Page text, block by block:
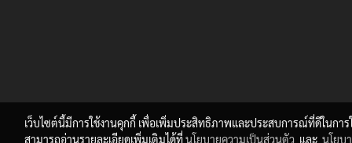
เว็บไซต์นี้มีการใช้งานคุกกี้ เพื่อเพิ่มประสิทธิภาพและประสบการณ์ที่ดีในการ
สามารถอ่านรายละเอียดเพิ่มเติมได้ที่นโยบายความเป็นส่วนตัว และ นโยบ